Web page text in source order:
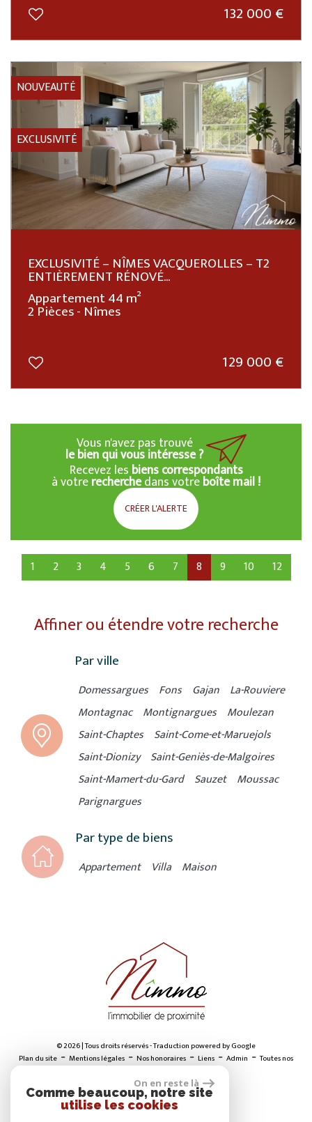
132 000 €
EXCLUSIVITÉ
NOUVEAUTÉ
EXCLUSIVITÉ – NÎMES VACQUEROLLES – T2
ENTIÈREMENT RÉNOVÉ...
Appartement 44 m²
2 Pièces - Nîmes
129 000 €
Vous n'avez pas trouvé
le bien qui vous intéresse ?
Recevez les biens correspondants
à votrerecherchedans votreboîte mail !
CRÉER L'ALERTE
1 2 3 4 5 6 7 8 9 10 12
Affiner ou étendre votre recherche
Par ville
Domessargues Fons Gajan La-Rouviere
Montagnac Montignargues Moulezan
Saint-Chaptes Saint-Come-et-Maruejols
Saint-Dionizy Saint-Geniès-de-Malgoires
Saint-Mamert-du-Gard Sauzet Moussac
Parignargues
Par type de biens
Appartement Villa Maison
© 2026 | Tous droits réservés - Traduction powered by Google
Plan du site - Mentions légales - Nos honoraires - Liens - Admin -Toutes nos
On en reste là
Comme beaucoup, notre site
utilise les cookies